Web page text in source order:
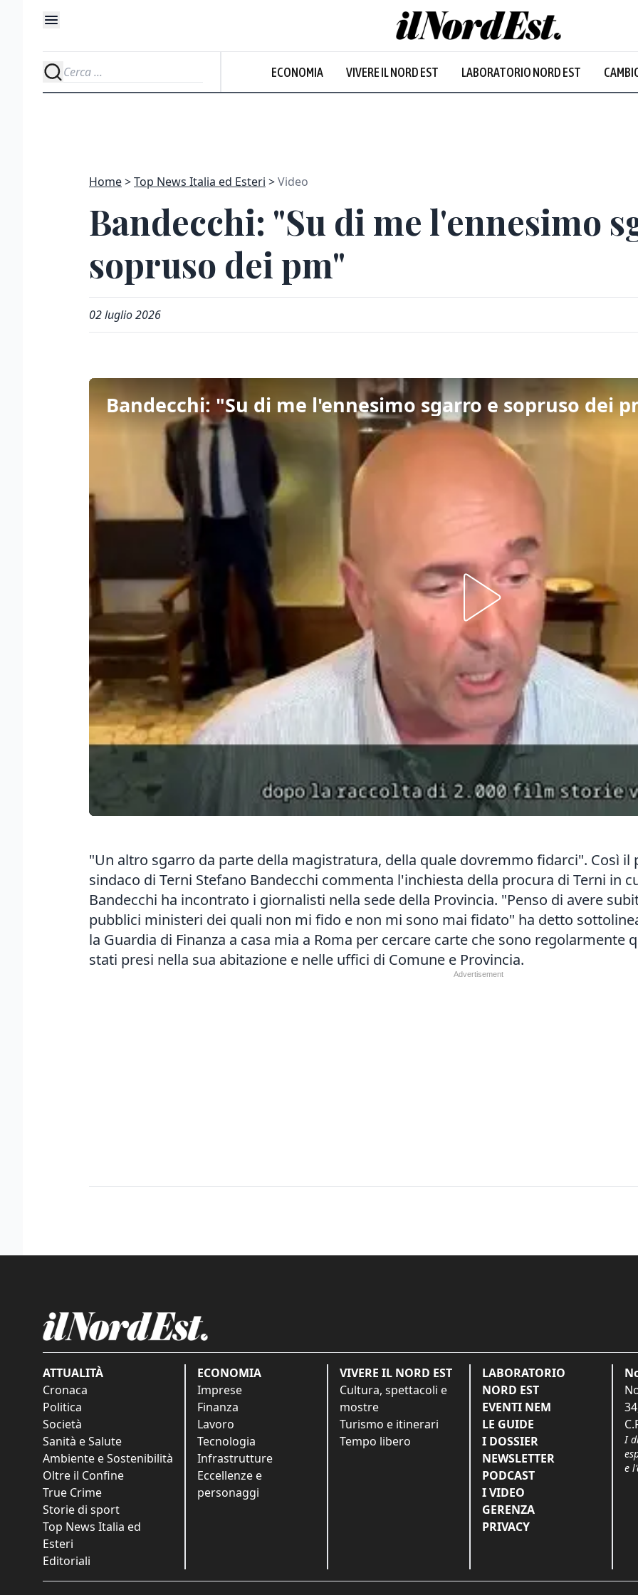
ECONOMIA VIVERE IL NORD EST LABORATORIO NORD EST
Home Top News Italia ed Esteri Video
Bandecchi: "Su di me l'ennesimo
sopruso dei pm"
02 luglio 2026
Bandecchi: "Su di me l'ennesimo sgarro e sopruso dei
"Un altro sgarro da parte della magistratura, della quale dovremmo fidarci". Così il
sindaco di Terni Stefano Bandecchi commenta l'inchiesta della procura di Terni in
Bandecchi ha incontrato i giornalisti nella sede della Provincia. "Penso di avere
pubblici ministeri dei quali non mi fido e non mi sono mai fidato" ha detto
la Guardia di Finanza a casa mia a Roma per cercare carte che sono regolarmente
stati presi nella sua abitazione e nelle uffici di Comune e Provincia.
ATTUALITÀ
Cronaca
Politica
Società
Sanità e Salute
Ambiente e Sostenibilità
Oltre il Confine
True Crime
Storie di sport
Top News Italia ed
Esteri
Editoriali
ECONOMIA
Imprese
Finanza
Lavoro
Tecnologia
Infrastrutture
Eccellenze e
personaggi
VIVERE IL NORD EST
Cultura, spettacoli e
mostre
Turismo e itinerari
Tempo libero
LABORATORIO
NORD EST
EVENTI NEM
LE GUIDE
I DOSSIER
NEWSLETTER
PODCAST
I VIDEO
GERENZA
PRIVACY
I
e